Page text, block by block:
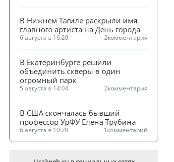
В Нижнем Тагиле раскрыли имя
главного артиста на День города
6 августа в 16:20 2комментария
В Екатеринбурге решили
объединить скверы в один
огромный парк
5 августа в 14:04 2комментария
В США скончалась бывший
профессор УрФУ Елена Трубина
6 августа в 10:20 1комментарий